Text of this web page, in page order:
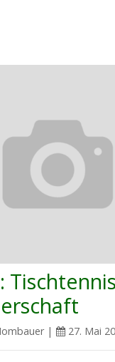
| 27. Mai